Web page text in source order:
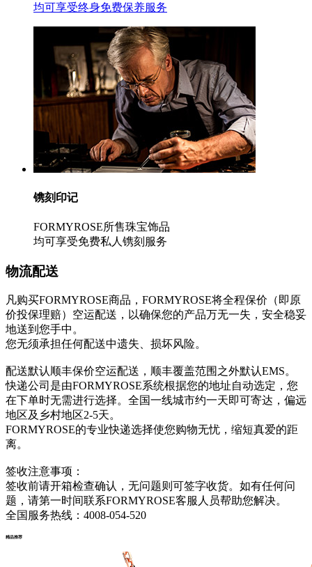
均可享受终身免费保养服务
镌刻印记
FORMYROSE所售珠宝饰品
均可享受免费私人镌刻服务
物流配送
凡购买FORMYROSE商品，FORMYROSE将全程保价（即原
价投保理赔）空运配送，以确保您的产品万无一失，安全稳妥
地送到您手中。
您无须承担任何配送中遗失、损坏风险。
配送默认顺丰保价空运配送，顺丰覆盖范围之外默认EMS。
快递公司是由FORMYROSE系统根据您的地址自动选定，您
在下单时无需进行选择。全国一线城市约一天即可寄达，偏远
地区及乡村地区2-5天。
FORMYROSE的专业快递选择使您购物无忧，缩短真爱的距
离。
签收注意事项：
签收前请开箱检查确认，无问题则可签字收货。如有任何问
题，请第一时间联系FORMYROSE客服人员帮助您解决。
全国服务热线：4008-054-520
精品推荐